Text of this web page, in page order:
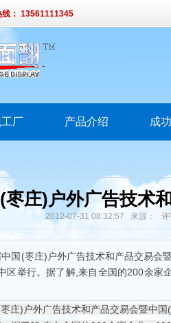
： 13561111345
厂 产品介绍 成
枣庄)户外广告技术
2012-07-31 08:32:57 来源： 评
国(枣庄)户外广告技术和产品交易会
区举行。据了解,来自全国的200余家
庄)户外广告技术和产品交易会暨中